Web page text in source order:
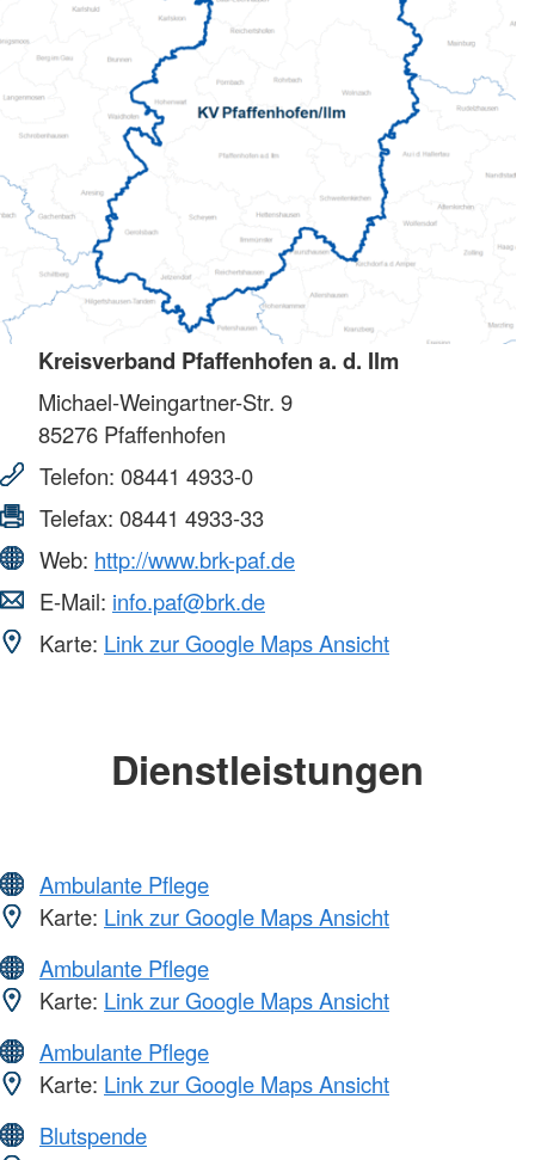
Kreisverband Pfaffenhofen a. d. Ilm
Michael-Weingartner-Str. 9
85276 Pfaffenhofen
Telefon: 08441 4933-0
Telefax: 08441 4933-33
Web: http://www.brk-paf.de
E-Mail: info.paf@brk.de
Karte: Link zur Google Maps Ansicht
Dienstleistungen
Ambulante Pflege
Karte: Link zur Google Maps Ansicht
Ambulante Pflege
Karte: Link zur Google Maps Ansicht
Ambulante Pflege
Karte: Link zur Google Maps Ansicht
Blutspende